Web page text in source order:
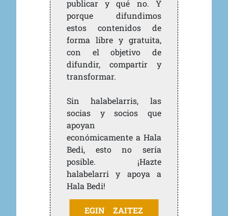
publicar y qué no. Y
porque difundimos
estos contenidos de
forma libre y gratuita,
con el objetivo de
difundir, compartir y
transformar.
Sin halabelarris, las
socias y socios que
apoyan
económicamente a Hala
Bedi, esto no sería
posible. ¡Hazte
halabelarri y apoya a
Hala Bedi!
EGIN ZAITEZ